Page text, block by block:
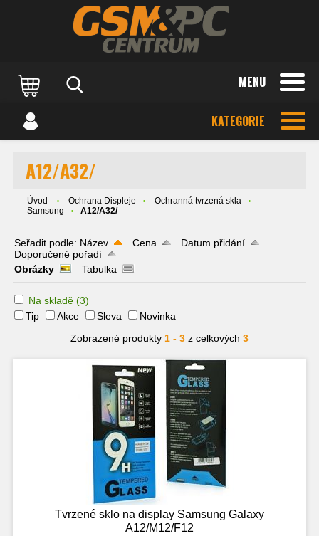
MENU
KATEGORIE
A12/A32/
Úvod Ochrana Displeje
Ochranná tvrzená skla
Samsung
A12/A32/
Seřadit podle: Název Cena
Datum přidání
Doporučené pořadí
Obrázky
Tabulka
Na skladě (3)
Tip
Akce Sleva
Novinka
Zobrazené produkty 1 - 3 z celkových 3
Tvrzené sklo na display Samsung Galaxy
A12/M12/F12